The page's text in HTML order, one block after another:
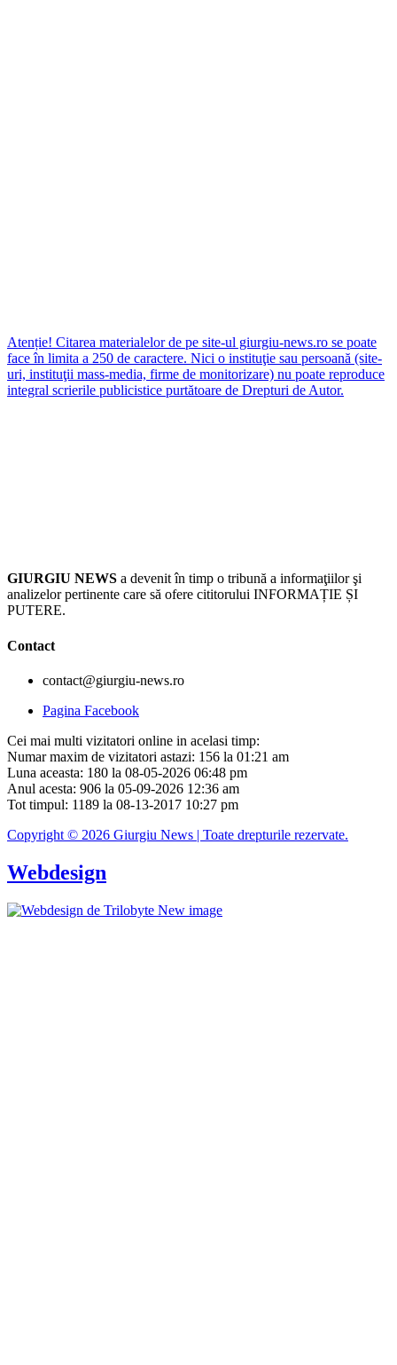
Atenție! Citarea materialelor de pe site-ul giurgiu-news.ro se poate
face în limita a 250 de caractere. Nici o instituţie sau persoană (site-
uri, instituţii mass-media, firme de monitorizare) nu poate reproduce
integral scrierile publicistice purtătoare de Drepturi de Autor.
GIURGIU NEWS a devenit în timp o tribună a informaţiilor şi
analizelor pertinente care să ofere cititorului INFORMAȚIE ȘI
PUTERE.
Contact
contact@giurgiu-news.ro
Pagina Facebook
Cei mai multi vizitatori online in acelasi timp:
Numar maxim de vizitatori astazi: 156 la 01:21 am
Luna aceasta: 180 la 08-05-2026 06:48 pm
Anul acesta: 906 la 05-09-2026 12:36 am
Tot timpul: 1189 la 08-13-2017 10:27 pm
Copyright © 2026 Giurgiu News | Toate drepturile rezervate.
Webdesign